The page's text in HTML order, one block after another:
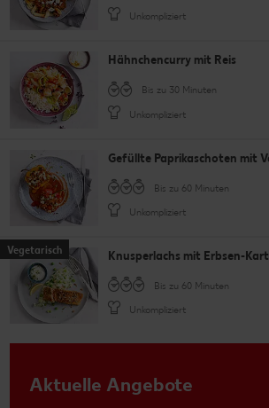
Unkompliziert
Hähnchencurry mit Reis
Bis zu 30 Minuten
Unkompliziert
Vegetarisch
Gefüllte Paprikaschoten mit
Bis zu 60 Minuten
Unkompliziert
Knusperlachs mit Erbsen-
Bis zu 60 Minuten
Unkompliziert
Aktuelle Angebote